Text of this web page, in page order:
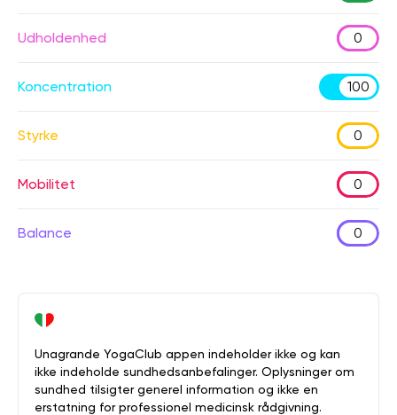
Udholdenhed 0
Koncentration 100
Styrke 0
Mobilitet 0
Balance 0
Unagrande YogaClub appen indeholder ikke og kan
ikke indeholde sundhedsanbefalinger. Oplysninger om
sundhed tilsigter generel information og ikke en
erstatning for professionel medicinsk rådgivning.